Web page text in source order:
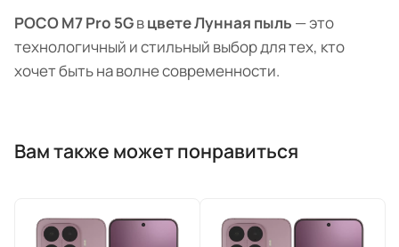
POCO M7 Pro 5Gвцвете Лунная пыль — это
технологичный и стильный выбор для тех, кто
хочет быть на волне современности.
Вам также может понравиться